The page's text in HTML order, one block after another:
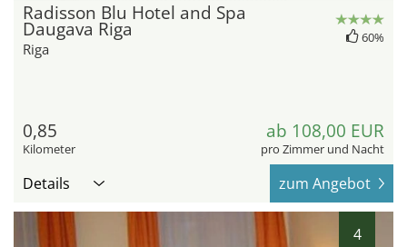
Radisson Blu Hotel and Spa
Daugava Riga
Riga
60%
0,85
Kilometer
ab 108,00 EUR
pro Zimmer und Nacht
Details zum Angebot
4